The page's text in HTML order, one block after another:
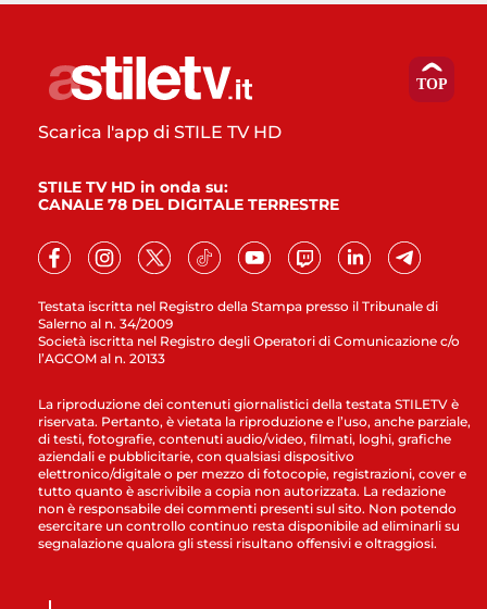
Testata iscritta nel Registro della Stampa presso il Tribunale di
Salerno al n. 34/2009
Società iscritta nel Registro degli Operatori di Comunicazione c/o
l’AGCOM al n. 20133
Scarica l'app di STILE TV HD
STILE TV HD in onda su:
CANALE 78 DEL DIGITALE TERRESTRE
La riproduzione dei contenuti giornalistici della testata STILETV è
riservata. Pertanto, è vietata la riproduzione e l’uso, anche parziale,
di testi, fotografie, contenuti audio/video, filmati, loghi, grafiche
aziendali e pubblicitarie, con qualsiasi dispositivo
elettronico/digitale o per mezzo di fotocopie, registrazioni, cover e
tutto quanto è ascrivibile a copia non autorizzata. La redazione
non è responsabile dei commenti presenti sul sito. Non potendo
esercitare un controllo continuo resta disponibile ad eliminarli su
segnalazione qualora gli stessi risultano offensivi e oltraggiosi.